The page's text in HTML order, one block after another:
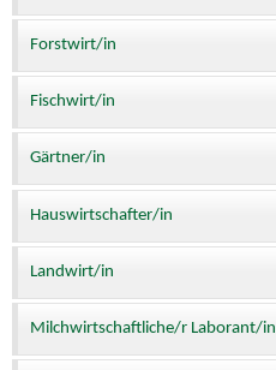
Forstwirt/in
Fischwirt/in
Gärtner/in
Hauswirtschafter/in
Landwirt/in
Milchwirtschaftliche/r Laborant/in